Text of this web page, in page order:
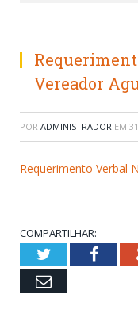
Vereador
POR ADMINISTRADOR EM
Requerimento Verbal
COMPARTILHAR:
Twitter
Email